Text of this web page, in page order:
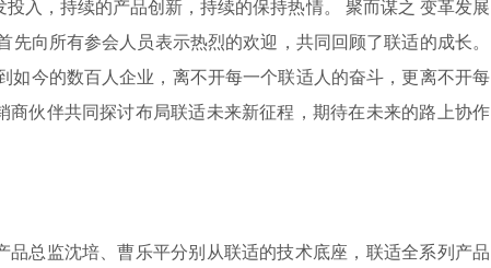
入，持续的产品创新，持续的保持热情。 聚而谋之 变革发展
先向所有参会人员表示热烈的欢迎，共同回顾了联适的成长。
如今的数百人企业，离不开每一个联适人的奋斗，更离不开每
商伙伴共同探讨布局联适未来新征程，期待在未来的路上协作
总监沈培、曹乐平分别从联适的技术底座，联适全系列产品